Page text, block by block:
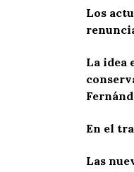
Los
La idea
En el
Las